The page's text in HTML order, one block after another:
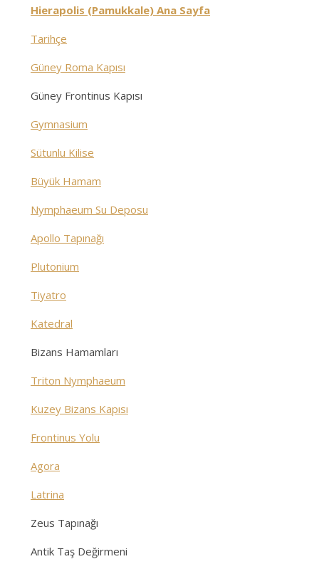
Hierapolis (Pamukkale) Ana Sayfa
Tarihçe
Güney Roma Kapısı
Güney Frontinus Kapısı
Gymnasium
Sütunlu Kilise
Büyük Hamam
Nymphaeum Su Deposu
Apollo Tapınağı
Plutonium
Tiyatro
Katedral
Bizans Hamamları
Triton Nymphaeum
Kuzey Bizans Kapısı
Frontinus Yolu
Agora
Latrina
Zeus Tapınağı
Antik Taş Değirmeni